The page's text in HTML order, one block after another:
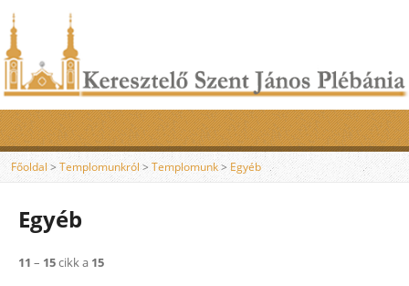
Főoldal> Templomunkról> Templomunk > Egyéb
Egyéb
11 – 15cikk a 15